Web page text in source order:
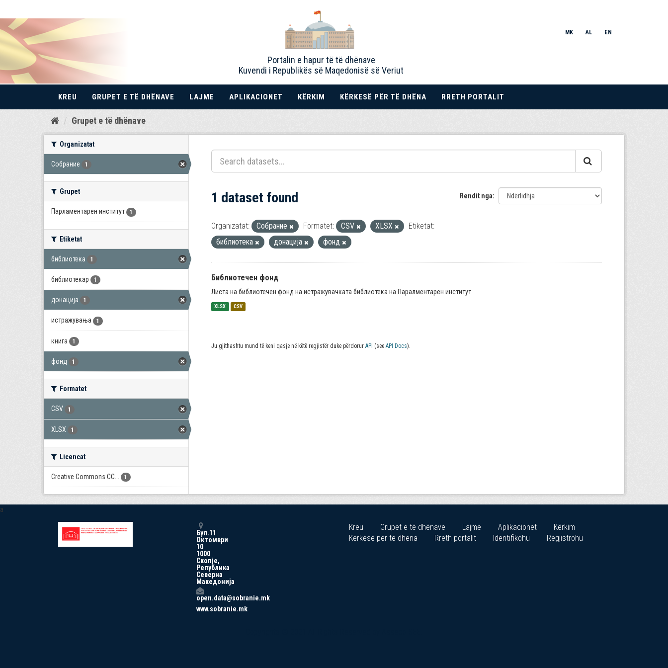
Kalo
Portalin e hapur të të dhënave
Kuvendi i Republikës së Maqedonisë së Veriut
MK AL EN
KREU GRUPET E TË DHËNAVE LAJME APLIKACIONET KËRKIM KËRKESË PËR TË DHËNA RRETH PORTALIT
Grupet e të dhënave
Organizatat
Собрание 1
Grupet
Парламентарен институт 1
Etiketat
библиотека 1
библиотекар 1
донација 1
истражувања 1
книга 1
фонд 1
Formatet
CSV 1
XLSX 1
Licencat
Creative Commons CC... 1
Rendit nga
1 dataset found
Organizatat: Собрание Formatet: CSV XLSX
Etiketat:
библиотека
донација фонд
Библиотечен фонд
Листа на библиотечен фонд на истражувачката библиотека на Паралментарен институт
XLSX CSV
Ju gjithashtu mund të keni qasje në këtë regjistër duke përdorur API (see API Docs).
a
Бул.11
Октомври
10
1000
Скопје,
Република
Северна
Македонија
open.data@sobranie.mk
www.sobranie.mk
Kreu Grupet e të dhënave Lajme Aplikacionet
Kërkim
Kërkesë për të dhëna
Rreth portalit Identifikohu Regjistrohu